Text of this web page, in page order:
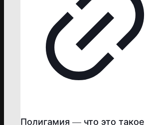
Полигамия — что это такое